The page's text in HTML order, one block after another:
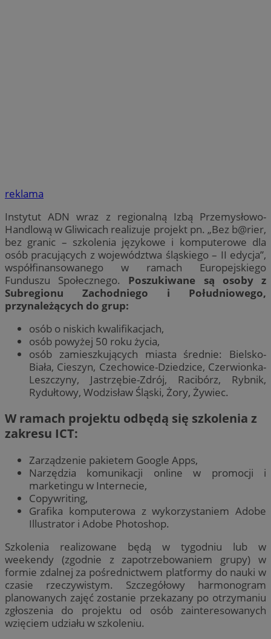
reklama
Instytut ADN wraz z regionalną Izbą Przemysłowo-
Handlową w Gliwicach realizuje projekt pn. „Bez b@rier,
bez granic – szkolenia językowe i komputerowe dla
osób pracujących z województwa śląskiego – II edycja”,
współfinansowanego w ramach Europejskiego
Funduszu Społecznego. Poszukiwane są osoby z
Subregionu Zachodniego i Południowego,
przynależących do grup:
osób o niskich kwalifikacjach,
osób powyżej 50 roku życia,
osób zamieszkujących miasta średnie: Bielsko-
Biała, Cieszyn, Czechowice-Dziedzice, Czerwionka-
Leszczyny, Jastrzębie-Zdrój, Racibórz, Rybnik,
Rydułtowy, Wodzisław Śląski, Żory, Żywiec.
W ramach projektu odbędą się szkolenia z
zakresu ICT:
Zarządzenie pakietem Google Apps,
Narzędzia komunikacji online w promocji i
marketingu w Internecie,
Copywriting,
Grafika komputerowa z wykorzystaniem Adobe
Illustrator i Adobe Photoshop.
Szkolenia realizowane będą w tygodniu lub w
weekendy (zgodnie z zapotrzebowaniem grupy) w
formie zdalnej za pośrednictwem platformy do nauki w
czasie rzeczywistym. Szczegółowy harmonogram
planowanych zajęć zostanie przekazany po otrzymaniu
zgłoszenia do projektu od osób zainteresowanych
wzięciem udziału w szkoleniu.